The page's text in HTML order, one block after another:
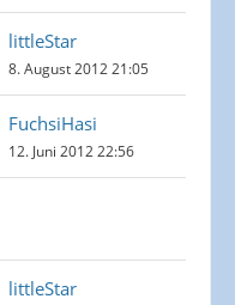
littleStar
8. August 2012 21:05
FuchsiHasi
12. Juni 2012 22:56
littleStar